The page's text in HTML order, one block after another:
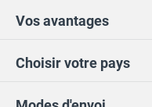
Vos avantages
Choisir votre pays